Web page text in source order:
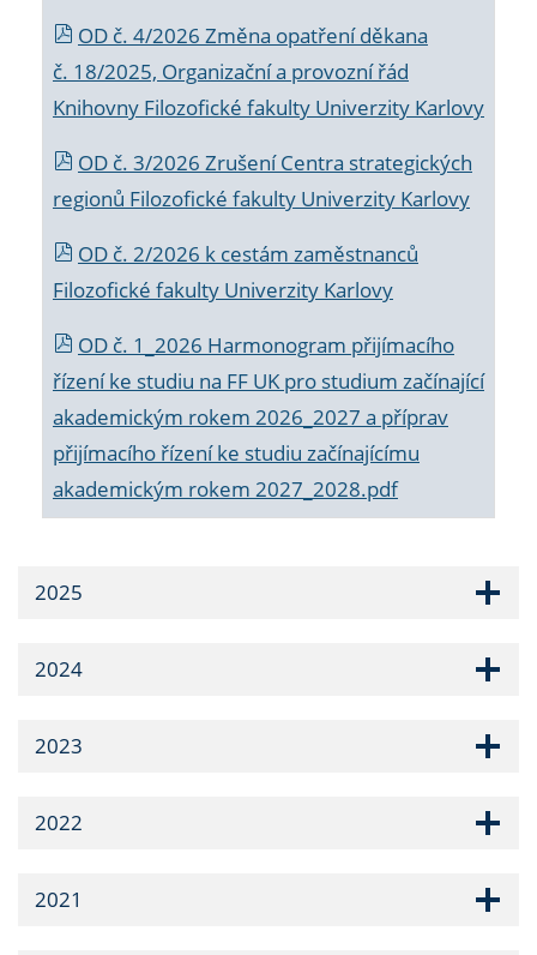
OD č. 4/2026 Změna opatření děkana
č. 18/2025, Organizační a provozní řád
Knihovny Filozofické fakulty Univerzity Karlovy
OD č. 3/2026 Zrušení Centra strategických
regionů Filozofické fakulty Univerzity Karlovy
OD č. 2/2026 k cestám zaměstnanců
Filozofické fakulty Univerzity Karlovy
OD č. 1_2026 Harmonogram přijímacího
řízení ke studiu na FF UK pro studium začínající
akademickým rokem 2026_2027 a příprav
přijímacího řízení ke studiu začínajícímu
akademickým rokem 2027_2028.pdf
2025
2024
2023
2022
2021